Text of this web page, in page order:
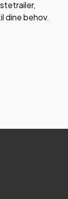
dine behov.